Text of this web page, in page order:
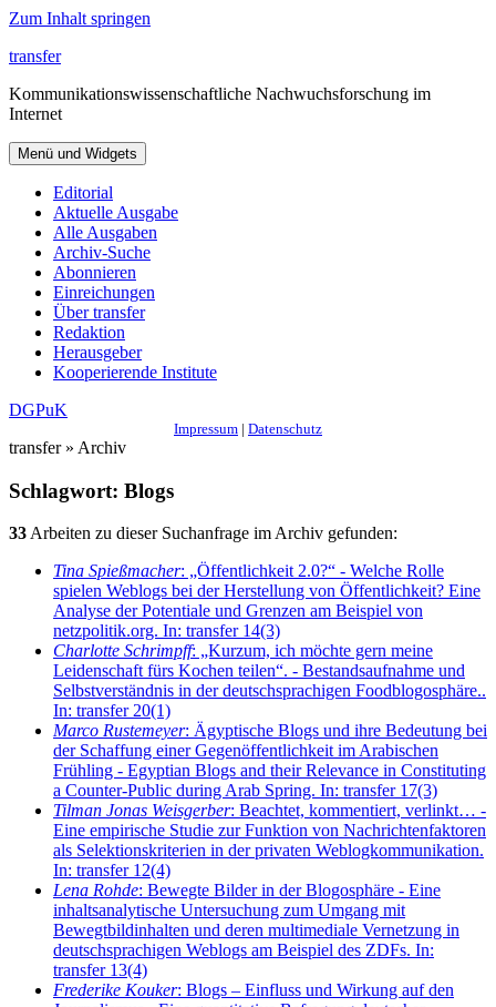
Zum Inhalt springen
transfer
Kommunikationswissenschaftliche Nachwuchsforschung im
Internet
Menü und Widgets
Editorial
Aktuelle Ausgabe
Alle Ausgaben
Archiv-Suche
Abonnieren
Einreichungen
Über transfer
Redaktion
Herausgeber
Kooperierende Institute
DGPuK
Impressum | Datenschutz
transfer » Archiv
Schlagwort: Blogs
33Arbeiten zu dieser Suchanfrage im Archiv gefunden:
Tina Spießmacher: „Öffentlichkeit 2.0?“ - Welche Rolle
spielen Weblogs bei der Herstellung von Öffentlichkeit? Eine
Analyse der Potentiale und Grenzen am Beispiel von
netzpolitik.org. In: transfer 14(3)
Charlotte Schrimpff: „Kurzum, ich möchte gern meine
Leidenschaft fürs Kochen teilen“. - Bestandsaufnahme und
Selbstverständnis in der deutschsprachigen Foodblogosphäre..
In: transfer 20(1)
Marco Rustemeyer: Ägyptische Blogs und ihre Bedeutung bei
der Schaffung einer Gegenöffentlichkeit im Arabischen
Frühling - Egyptian Blogs and their Relevance in Constituting
a Counter-Public during Arab Spring. In: transfer 17(3)
Tilman Jonas Weisgerber: Beachtet, kommentiert, verlinkt… -
Eine empirische Studie zur Funktion von Nachrichtenfaktoren
als Selektionskriterien in der privaten Weblogkommunikation.
In: transfer 12(4)
Lena Rohde: Bewegte Bilder in der Blogosphäre - Eine
inhaltsanalytische Untersuchung zum Umgang mit
Bewegtbildinhalten und deren multimediale Vernetzung in
deutschsprachigen Weblogs am Beispiel des ZDFs. In:
transfer 13(4)
Frederike Kouker: Blogs – Einfluss und Wirkung auf den